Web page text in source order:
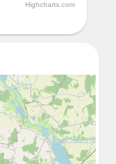
Highcharts.com